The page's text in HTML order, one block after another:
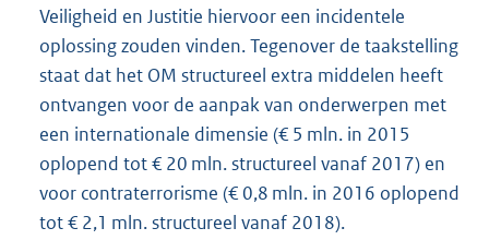
Veiligheid en Justitie hiervoor een incidentele
oplossing zouden vinden. Tegenover de taakstelling
staat dat het OM structureel extra middelen heeft
ontvangen voor de aanpak van onderwerpen met
een internationale dimensie (€ 5 mln. in 2015
oplopend tot € 20 mln. structureel vanaf 2017) en
voor contraterrorisme (€ 0,8 mln. in 2016 oplopend
tot € 2,1 mln. structureel vanaf 2018).